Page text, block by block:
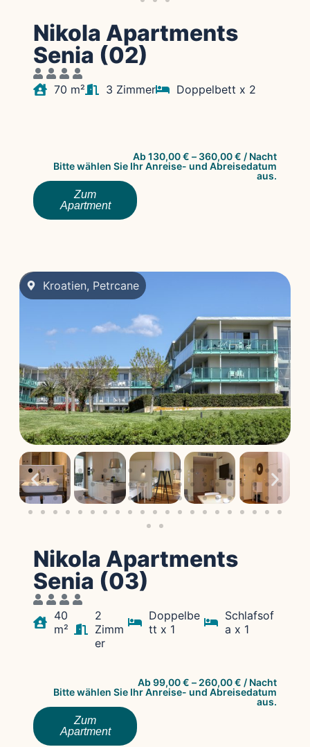
Nikola Apartments
Senia (02)
70 m² 3 Zimmer Doppelbett x 2
Ab130,00€ – 360,00€ / Nacht
Bitte wählen Sie Ihr Anreise- und Abreisedatum
aus.
Zum
Apartment
Kroatien, Petrcane
Nikola Apartments
Senia (03)
40
m²
2
Zimm
er
Doppelbe
tt x 1
Schlafsof
a x 1
Ab99,00€ – 260,00€ / Nacht
Bitte wählen Sie Ihr Anreise- und Abreisedatum
aus.
Zum
Apartment